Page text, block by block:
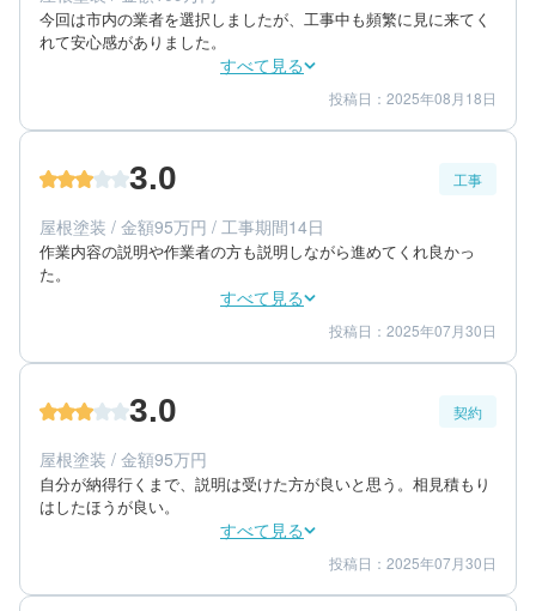
今回は市内の業者を選択しましたが、工事中も頻繁に見に来てく
れて安心感がありました。
すべて見る
金額感 4
担当者 4
60代/男性/一戸建て
築年数：25年
投稿日：2025年08月18日
3.0 工事
屋根塗装 / 金額95万円 / 工事期間14日
作業内容の説明や作業者の方も説明しながら進めてくれ良かっ
た。
すべて見る
仕上がり 3
満足度 3
60代/女性/一戸建て
築年数：20年
投稿日：2025年07月30日
3.0 契約
屋根塗装 / 金額95万円
自分が納得行くまで、説明は受けた方が良いと思う。相見積もり
はしたほうが良い。
すべて見る
金額感 3
担当者 3
投稿日：2025年07月30日